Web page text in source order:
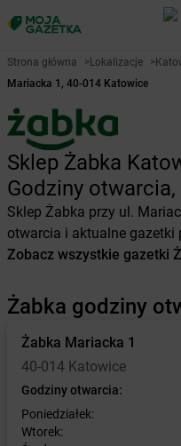
Strona główna >Lokalizacje >
Mariacka 1, 40-014 Katowice
Sklep Żabka
Godziny
Sklep Żabka przy ul.
otwarcia i aktualne gazetki
Zobacz wszystkie gazetki
Żabka godziny
Żabka Mariacka 1
40-014 Katowice
Godziny otwarcia:
Poniedziałek:
Wtorek: